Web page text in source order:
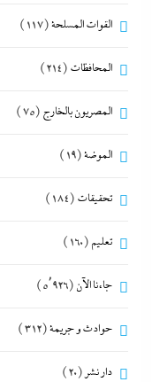
القوات المسلحة(117)
المحافظات (214)
المصريون بالخارج (75)
الموضة(19)
تحقيقات (184)
تعليم (160)
جاءنا الآن (5٬926)
حوادث و جريمة(312)
دار نشر (20)